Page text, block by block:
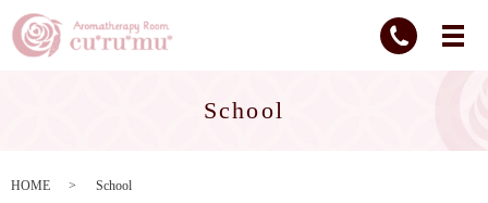
School
HOME School